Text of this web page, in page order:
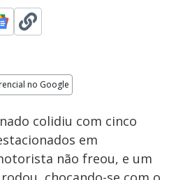
no Google
colidiu com cinco
em
não freou, e um